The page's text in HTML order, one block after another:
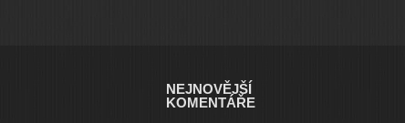
NEJNOVĚJŠÍ
KOMENTÁŘE